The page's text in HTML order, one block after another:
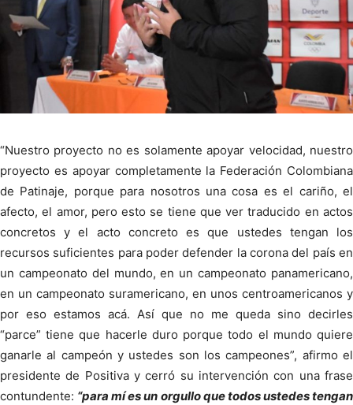
“Nuestro proyecto no es solamente apoyar velocidad, nuestro
proyecto es apoyar completamente la Federación Colombiana
de Patinaje, porque para nosotros una cosa es el cariño, el
afecto, el amor, pero esto se tiene que ver traducido en actos
concretos y el acto concreto es que ustedes tengan los
recursos suficientes para poder defender la corona del país en
un campeonato del mundo, en un campeonato panamericano,
en un campeonato suramericano, en unos centroamericanos y
por eso estamos acá. Así que no me queda sino decirles
“parce” tiene que hacerle duro porque todo el mundo quiere
ganarle al campeón y ustedes son los campeones”, afirmo el
presidente de Positiva y cerró su intervención con una frase
contundente: “para mí es un orgullo que todos ustedes tengan